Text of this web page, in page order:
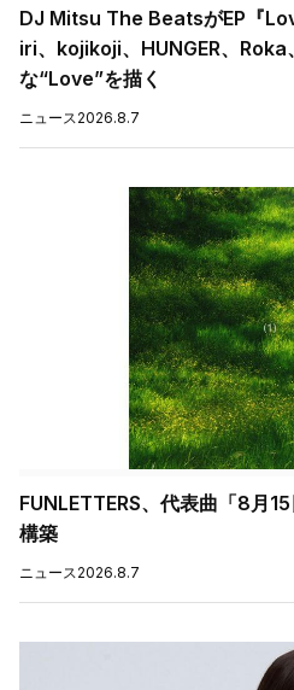
DJ Mitsu The BeatsがEP『
iri、kojikoji、HUNGER、Roka
な“Love”を描く
ニュース2026.8.7
FUNLETTERS、代表曲「8月
構築
ニュース2026.8.7